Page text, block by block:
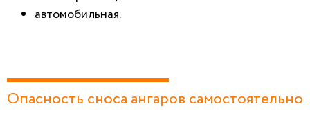
автомобильная.
Опасность сноса ангаров самостоятельно